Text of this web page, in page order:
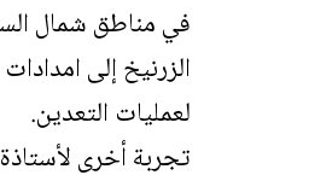
في مناطق شمال
الزرنيخ إلى
لعمليات التعدين.
تجربة أخرى